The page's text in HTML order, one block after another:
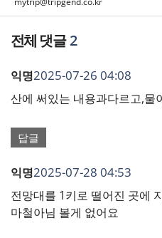
2
익명2025-07-26 04:08
산에 써있는 내용과다르고,물
답글
익명2025-07-28 04:53
전망대를 1키로 떨어진 곳에
마철아님 볼게 없어요